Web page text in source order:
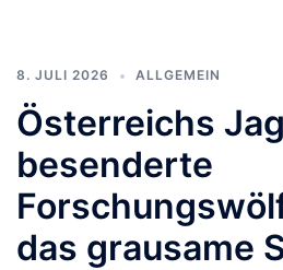
8. JULI 2026 ALLGEMEIN
Österreichs
besenderte
das grausame